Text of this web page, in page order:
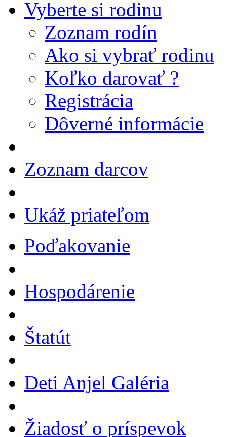
Vyberte si rodinu
Zoznam rodín
Ako si vybrať rodinu
Koľko darovať ?
Registrácia
Dôverné informácie
Zoznam darcov
Ukáž priateľom
Poďakovanie
Hospodárenie
Štatút
Deti Anjel Galéria
Žiadosť o príspevok